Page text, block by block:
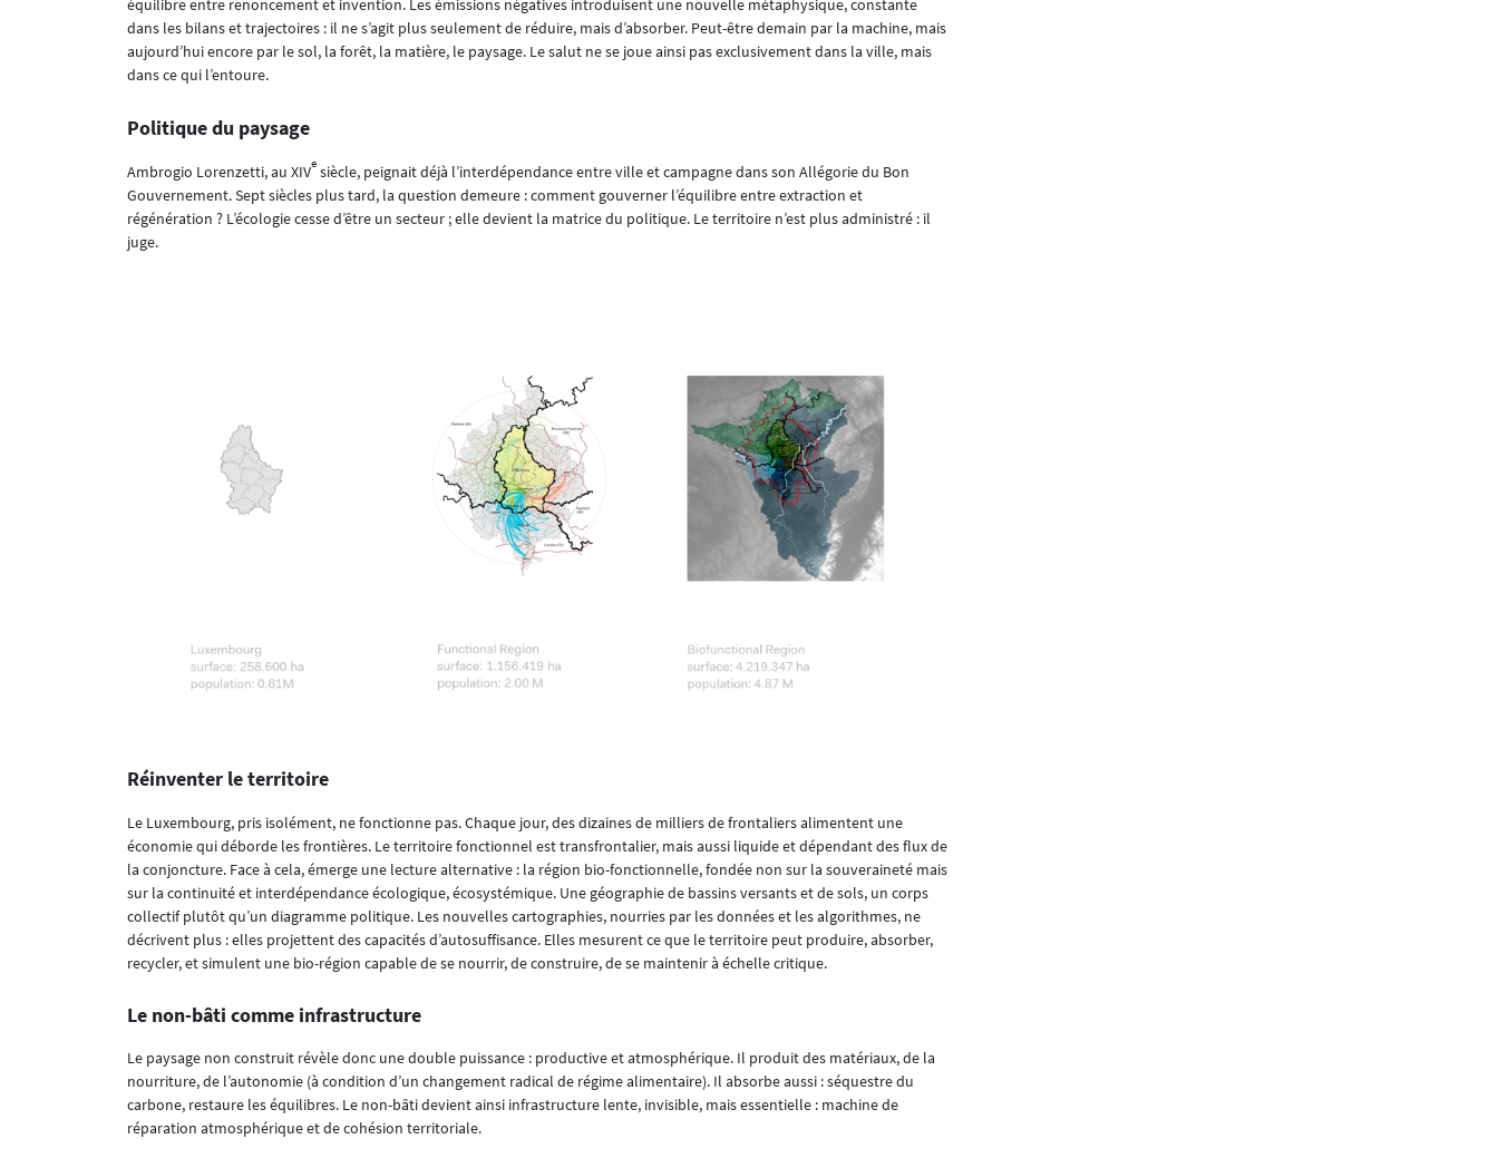
équilibre entre renoncement et invention. Les émissions négatives introduisent une nouvelle métaphysique, constante
dans les bilans et trajectoires : il ne s’agit plus seulement de réduire, mais d’absorber. Peut-être demain par la machine, mais
aujourd’hui encore par le sol, la forêt, la matière, le paysage. Le salut ne se joue ainsi pas exclusivement dans la ville, mais
dans ce qui l’entoure.
Politique du paysage
Ambrogio Lorenzetti, au XIVe siècle, peignait déjà l’interdépendance entre ville et campagne dans son Allégorie du Bon
Gouvernement. Sept siècles plus tard, la question demeure : comment gouverner l’équilibre entre extraction et
régénération ? L’écologie cesse d’être un secteur ; elle devient la matrice du politique. Le territoire n’est plus administré : il
juge.
Réinventer le territoire
Le Luxembourg, pris isolément, ne fonctionne pas. Chaque jour, des dizaines de milliers de frontaliers alimentent une
économie qui déborde les frontières. Le territoire fonctionnel est transfrontalier, mais aussi liquide et dépendant des flux de
la conjoncture. Face à cela, émerge une lecture alternative : la région bio-fonctionnelle, fondée non sur la souveraineté mais
sur la continuité et interdépendance écologique, écosystémique. Une géographie de bassins versants et de sols, un corps
collectif plutôt qu’un diagramme politique. Les nouvelles cartographies, nourries par les données et les algorithmes, ne
décrivent plus : elles projettent des capacités d’autosuffisance. Elles mesurent ce que le territoire peut produire, absorber,
recycler, et simulent une bio-région capable de se nourrir, de construire, de se maintenir à échelle critique.
Le non-bâti comme infrastructure
Le paysage non construit révèle donc une double puissance : productive et atmosphérique. Il produit des matériaux, de la
nourriture, de l’autonomie (à condition d’un changement radical de régime alimentaire). Il absorbe aussi : séquestre du
carbone, restaure les équilibres. Le non-bâti devient ainsi infrastructure lente, invisible, mais essentielle : machine de
réparation atmosphérique et de cohésion territoriale.